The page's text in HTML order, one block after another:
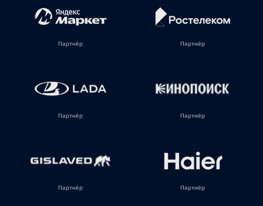
Партнёр Партнёр
Партнёр Партнёр
Партнёр Партнёр